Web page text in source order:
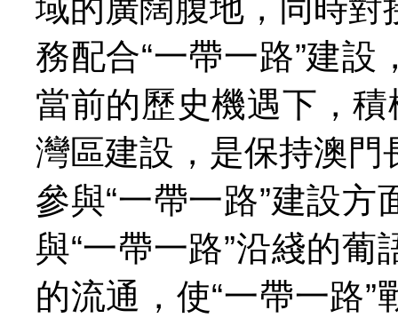
域的廣闊腹地，同時
務配合“一帶一路”建
當前的歷史機遇下，積
灣區建設，是保持澳
參與“一帶一路”建設
與“一帶一路”沿綫的
的流通，使“一帶一路